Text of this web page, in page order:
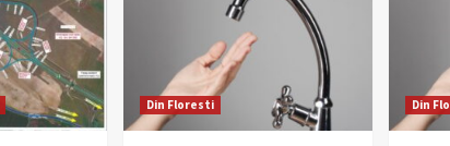
Din Floresti Din